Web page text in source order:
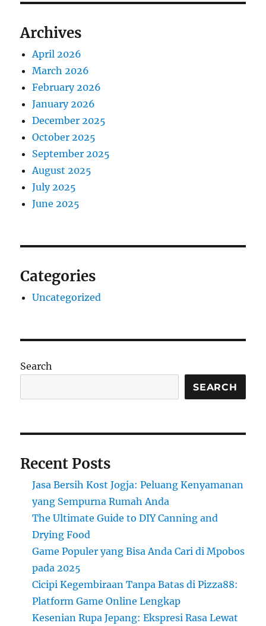
Archives
April 2026
March 2026
February 2026
January 2026
December 2025
October 2025
September 2025
August 2025
July 2025
June 2025
Categories
Uncategorized
Search
SEARCH
Recent Posts
Jasa Bersih Kost Jogja: Peluang Kenyamanan
yang Sempurna Rumah Anda
The Ultimate Guide to DIY Canning and
Drying Food
Game Populer yang Bisa Anda Cari di Mpobos
pada 2025
Cicipi Kegembiraan Tanpa Batas di Pizza88:
Platform Game Online Lengkap
Kesenian Rupa Jepang: Ekspresi Rasa Lewat